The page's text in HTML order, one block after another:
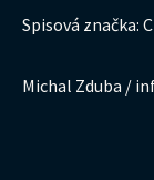
Spisová značka:
Michal Zduba /